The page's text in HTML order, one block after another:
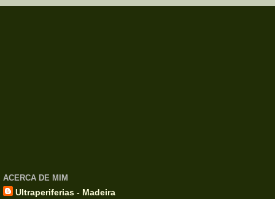
ACERCA DE MIM
Ultraperiferias - Madeira